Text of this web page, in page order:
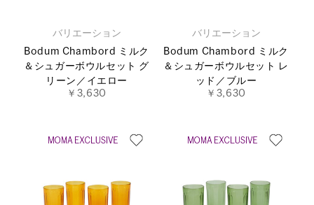
バリエーション
Bodum Chambord ミルク
＆シュガーボウルセット グ
リーン／イエロー
￥3,630
バリエーション
Bodum Chambord ミルク
＆シュガーボウルセット レ
ッド／ブルー
￥3,630